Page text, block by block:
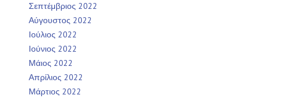
Σεπτέμβριος 2022
Αύγουστος 2022
Ιούλιος 2022
Ιούνιος 2022
Μάιος 2022
Απρίλιος 2022
Μάρτιος 2022